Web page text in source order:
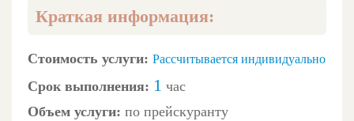
Краткая информация:
Стоимость услуги: Рассчитывается индивидуально
Срок выполнения: 1 час
Объем услуги: по прейскуранту